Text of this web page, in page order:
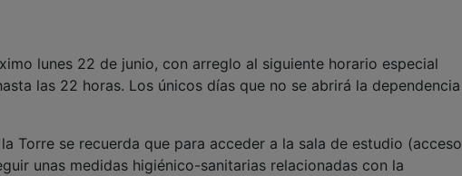
lunes 22 de junio, con arreglo al siguiente horario especial
las 22 horas. Los únicos días que no se abrirá la dependencia
Torre se recuerda que para acceder a la sala de estudio (acceso
unas medidas higiénico-sanitarias relacionadas con la